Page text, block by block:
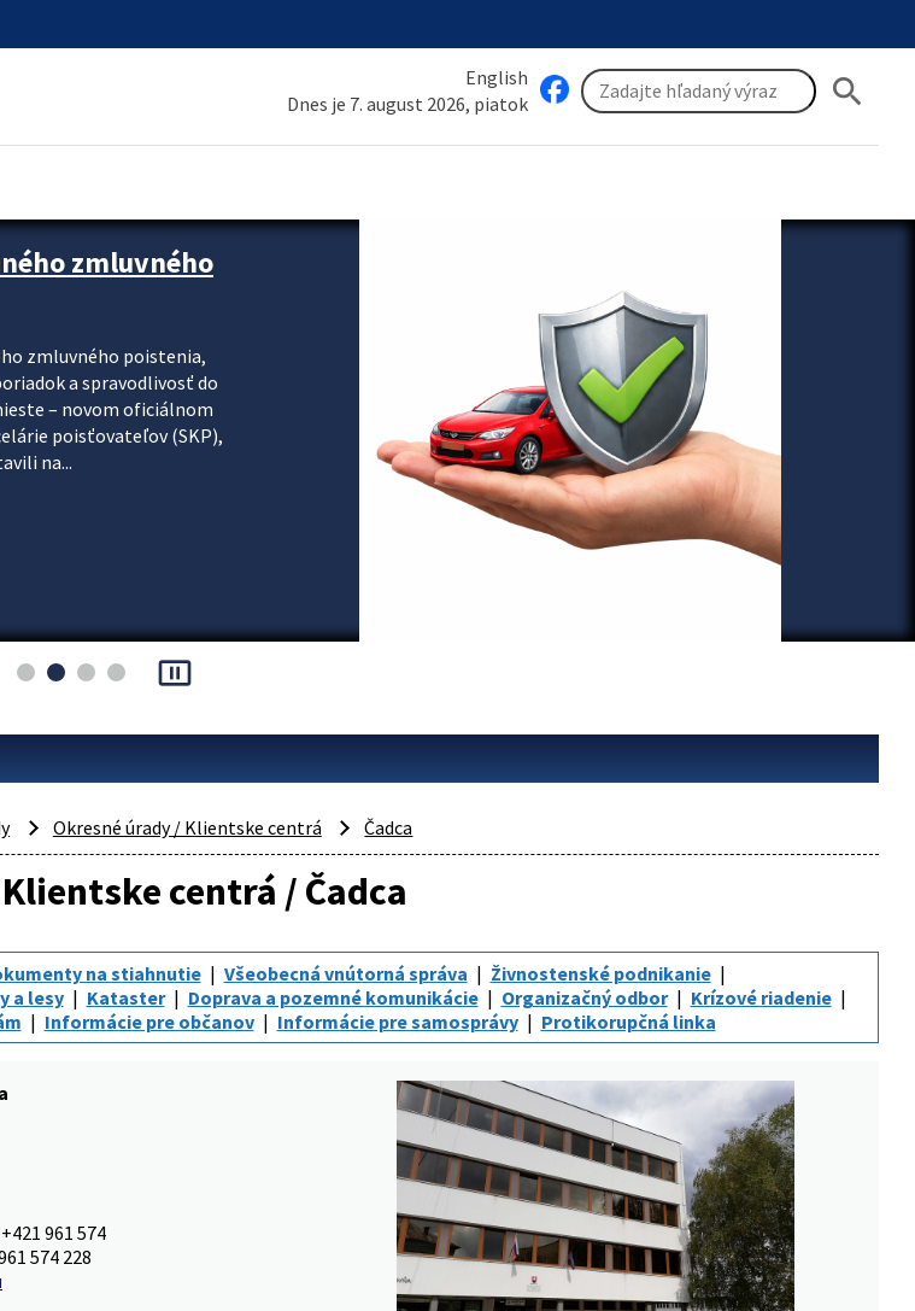
English
Dnes je 7. august 2026, piatok
search
zmluvného
zmluvného poistenia,
a spravodlivosť do
– novom oficiálnom
poisťovateľov (SKP),
na...
pause_presentation
Okresné úrady / Klientske centrá Čadca
centrá / Čadca
na stiahnutie Všeobecná vnútorná správa
Živnostenské podnikanie
a lesy Kataster Doprava a pozemné komunikácie Organizačný odbor
Krízové riadenie
Informácie pre občanov Informácie pre samosprávy Protikorupčná linka
961 574
574 228